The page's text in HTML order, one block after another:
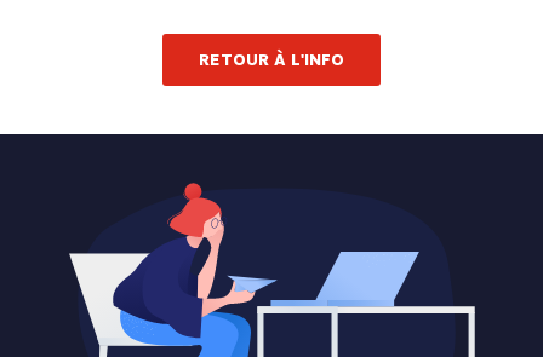
RETOUR À L'INFO